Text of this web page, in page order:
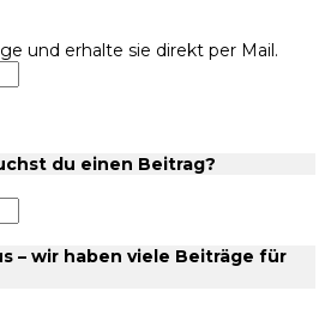
und erhalte sie direkt per Mail.
du einen Beitrag?
– wir haben viele Beiträge für